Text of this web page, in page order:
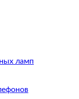
ламп